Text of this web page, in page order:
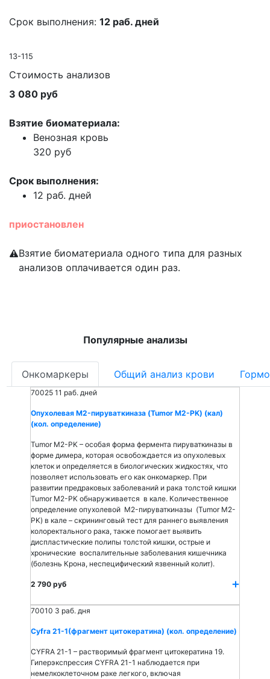
Срок выполнения: 12 раб. дней
13-115
Стоимость анализов
3 080 руб
Взятие биоматериала:
Венозная кровь
320 руб
Срок выполнения:
12 раб. дней
приостановлен
Взятие биоматериала одного типа для разных
анализов оплачивается один раз.
Популярные анализы
Онкомаркеры Общий анализ крови
70025 11 раб. дней
Опухолевая M2-пируваткиназа (Tumor M2-PK) (кал)
(кол. определение)
Tumor M2-PK – особая форма фермента пируваткиназы в
форме димера, которая освобождается из опухолевых
клеток и определяется в биологических жидкостях, что
позволяет использовать его как онкомаркер. При
развитии предраковых заболеваний и рака толстой кишки
Tumor M2-PK обнаруживается в кале. Количественное
определение опухолевой M2-пируваткиназы (Tumor M2-
PK) в кале – скрининговый тест для раннего выявления
колоректального рака, также помогает выявить
диспластические полипы толстой кишки, острые и
хронические воспалительные заболевания кишечника
(болезнь Крона, неспецифический язвенный колит).
2 790 руб
70010 3 раб. дня
Cyfra 21-1(фрагмент цитокератина) (кол. определение)
CYFRA 21-1 – растворимый фрагмент цитокератина 19.
Гиперэкспрессия CYFRA 21-1 наблюдается при
немелкоклеточном раке легкого, включая